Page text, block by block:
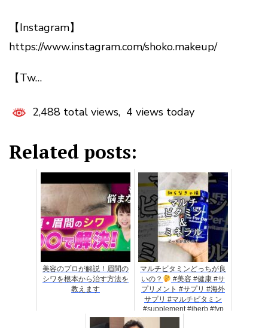
【Instagram】
https://www.instagram.com/shoko.makeup/
【Tw…
2,488 total views, 4 views today
Related posts:
美容のプロが解説！眉間の
シワを根本から治す方法を
教えます
マルチビタミンどっちが良
いの？
#美容 #健康 #サ
プリメント #サプリ #海外
サプリ #マルチビタミン
#supplement #iherb #fyp
#vlog #shorts